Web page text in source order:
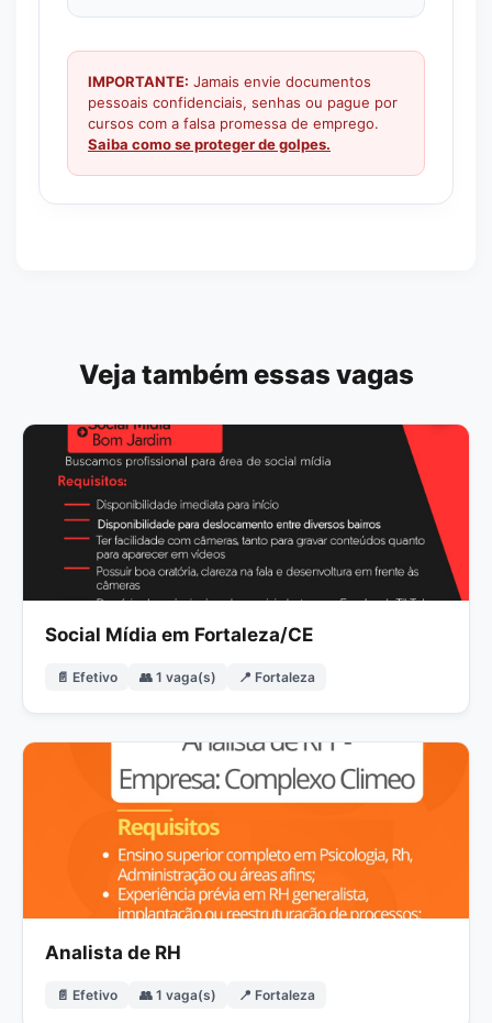
IMPORTANTE: Jamais envie documentos
pessoais confidenciais, senhas ou pague por
cursos com a falsa promessa de emprego.
Saiba como se proteger de golpes.
Veja também essas vagas
Social Mídia em Fortaleza/CE
📄 Efetivo 👥 1 vaga(s) 📍 Fortaleza
Analista de RH
📄 Efetivo 👥 1 vaga(s) 📍 Fortaleza